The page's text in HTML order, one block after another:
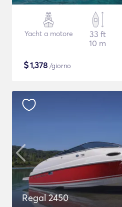
Yacht a motore
33 ft
10 m
$1,378 /giorno
Regal 2450